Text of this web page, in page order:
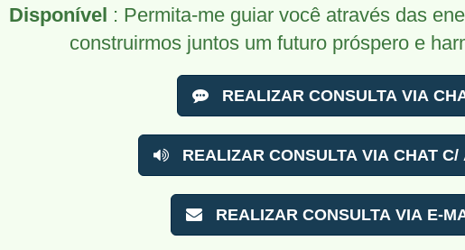
Disponível : Permita-me guiar você através das
construirmos juntos um futuro próspero e
REALIZAR CONSULTA VIA
REALIZAR CONSULTA VIA CHAT C/
REALIZAR CONSULTA VIA E-